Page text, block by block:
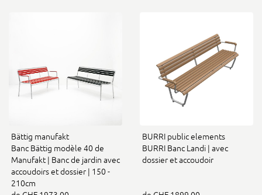
Bättig manufakt
Banc Bättig modèle 40 de
Manufakt | Banc de jardin avec
accoudoirs et dossier | 150 -
210cm
BURRI public elements
BURRI Banc Landi | avec
dossier et accoudoir